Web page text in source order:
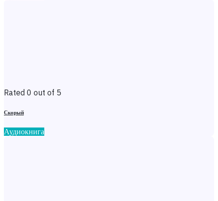
Rated 0 out of 5
Скорый
Аудиокнига